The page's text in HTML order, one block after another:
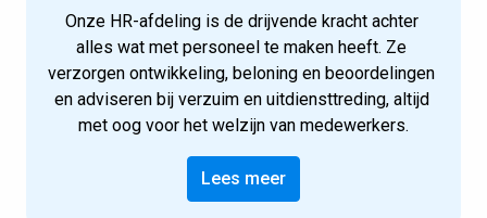
Onze HR-afdeling is de drijvende kracht achter
alles wat met personeel te maken heeft. Ze
verzorgen ontwikkeling, beloning en beoordelingen
en adviseren bij verzuim en uitdiensttreding, altijd
met oog voor het welzijn van medewerkers.
Lees meer